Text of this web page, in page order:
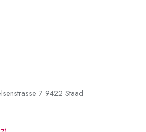
7 9422 Staad